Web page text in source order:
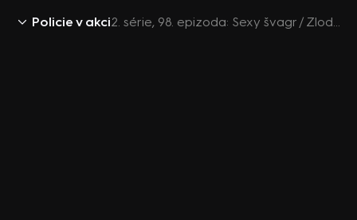
Policie v akci 2. série, 98. epizoda: Sexy švagr / Zloděj z restaurace / Nezvaný host / Štěkající pes